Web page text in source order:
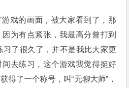
戏的画面，被大家看到了，那
为有点紧张，我最高分曾打到
了很久了，并不是我比大家更
去练习，这个游戏我觉得挺好
得了一个称号，叫“无聊大师”，